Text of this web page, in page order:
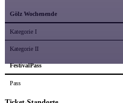
Gölz Wochenende
Kategorie I
Kategorie II
FestivalPass
Pass